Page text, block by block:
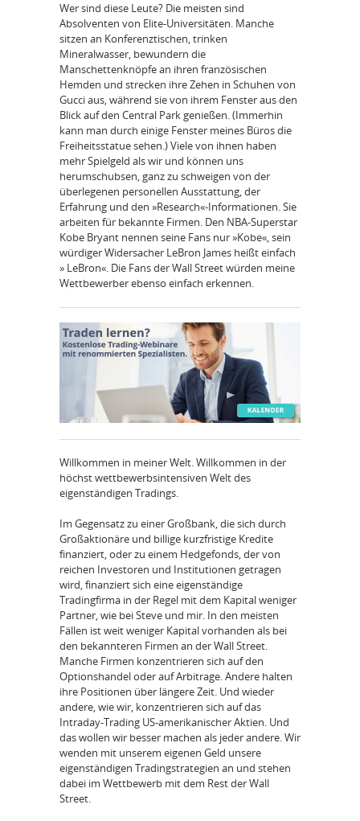
Wer sind diese Leute? Die meisten sind
Absolventen von Elite-Universitäten. Manche
sitzen an Konferenztischen, trinken
Mineralwasser, bewundern die
Manschettenknöpfe an ihren französischen
Hemden und strecken ihre Zehen in Schuhen von
Gucci aus, während sie von ihrem Fenster aus den
Blick auf den Central Park genießen. (Immerhin
kann man durch einige Fenster meines Büros die
Freiheitsstatue sehen.) Viele von ihnen haben
mehr Spielgeld als wir und können uns
herumschubsen, ganz zu schweigen von der
überlegenen personellen Ausstattung, der
Erfahrung und den »Research«-Informationen. Sie
arbeiten für bekannte Firmen. Den NBA-Superstar
Kobe Bryant nennen seine Fans nur »Kobe«, sein
würdiger Widersacher LeBron James heißt einfach
» LeBron«. Die Fans der Wall Street würden meine
Wettbewerber ebenso einfach erkennen.
Willkommen in meiner Welt. Willkommen in der
höchst wettbewerbsintensiven Welt des
eigenständigen Tradings.
Im Gegensatz zu einer Großbank, die sich durch
Großaktionäre und billige kurzfristige Kredite
finanziert, oder zu einem Hedgefonds, der von
reichen Investoren und Institutionen getragen
wird, finanziert sich eine eigenständige
Tradingfirma in der Regel mit dem Kapital weniger
Partner, wie bei Steve und mir. In den meisten
Fällen ist weit weniger Kapital vorhanden als bei
den bekannteren Firmen an der Wall Street.
Manche Firmen konzentrieren sich auf den
Optionshandel oder auf Arbitrage. Andere halten
ihre Positionen über längere Zeit. Und wieder
andere, wie wir, konzentrieren sich auf das
Intraday-Trading US-amerikanischer Aktien. Und
das wollen wir besser machen als jeder andere. Wir
wenden mit unserem eigenen Geld unsere
eigenständigen Tradingstrategien an und stehen
dabei im Wettbewerb mit dem Rest der Wall
Street.